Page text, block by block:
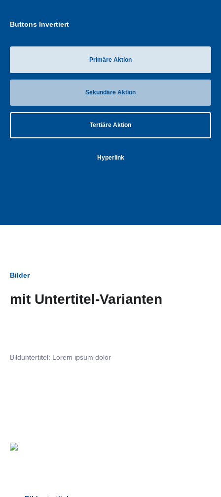
Buttons Invertiert
Primäre Aktion
Sekundäre Aktion
Tertiäre Aktion
Hyperlink
Bilder
mit Untertitel-Varianten
Bilduntertitel: Lorem ipsum dolor